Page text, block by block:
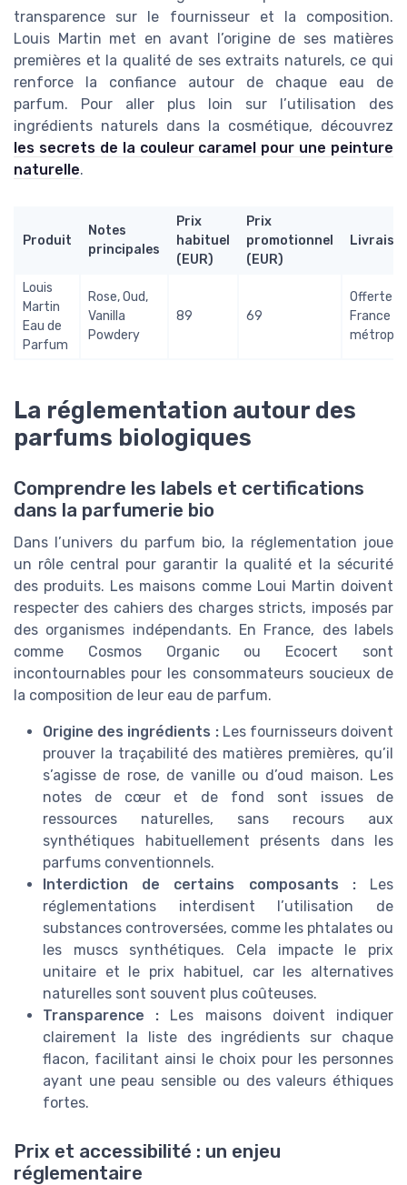
transparence sur le fournisseur et la composition.
Louis Martin met en avant l’origine de ses matières
premières et la qualité de ses extraits naturels, ce qui
renforce la confiance autour de chaque eau de
parfum. Pour aller plus loin sur l’utilisation des
ingrédients naturels dans la cosmétique, découvrez
les secrets de la couleur caramel pour une peinture
naturelle.
Produit
Notes
principales
Prix
habituel
(EUR)
Prix
promotionnel
(EUR)
Louis
Martin
Eau de
Parfum
Rose, Oud,
Vanilla
Powdery
89 69
Offerte
France
La réglementation autour des
parfums biologiques
Comprendre les labels et certifications
dans la parfumerie bio
Dans l’univers du parfum bio, la réglementation joue
un rôle central pour garantir la qualité et la sécurité
des produits. Les maisons comme Loui Martin doivent
respecter des cahiers des charges stricts, imposés par
des organismes indépendants. En France, des labels
comme Cosmos Organic ou Ecocert sont
incontournables pour les consommateurs soucieux de
la composition de leur eau de parfum.
Origine des ingrédients :Les fournisseurs doivent
prouver la traçabilité des matières premières, qu’il
s’agisse de rose, de vanille ou d’oud maison. Les
notes de cœur et de fond sont issues de
ressources naturelles, sans recours aux
synthétiques habituellement présents dans les
parfums conventionnels.
Interdiction de certains composants :Les
réglementations interdisent l’utilisation de
substances controversées, comme les phtalates ou
les muscs synthétiques. Cela impacte le prix
unitaire et le prix habituel, car les alternatives
naturelles sont souvent plus coûteuses.
Transparence : Les maisons doivent indiquer
clairement la liste des ingrédients sur chaque
flacon, facilitant ainsi le choix pour les personnes
ayant une peau sensible ou des valeurs éthiques
fortes.
Prix et accessibilité : un enjeu
réglementaire